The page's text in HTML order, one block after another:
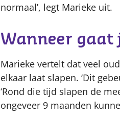
normaal’, legt Marieke uit.
Wanneer gaat
Marieke vertelt dat veel
elkaar laat slapen. ‘Dit
‘Rond die tijd slapen de
ongeveer 9 maanden